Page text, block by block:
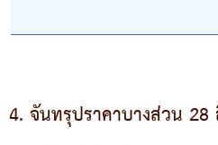
4. จันทรุปราคาบางส่วน 28